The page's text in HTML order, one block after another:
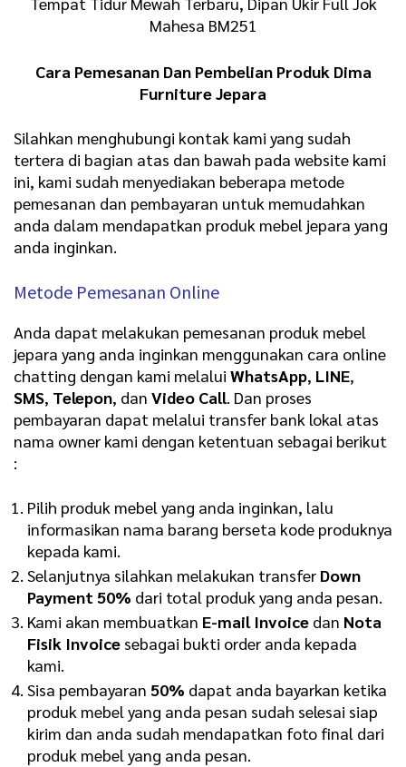
Mahesa BM251
Cara Pemesanan Dan Pembelian Produk Dima
Furniture Jepara
Silahkan menghubungi kontak kami yang sudah
tertera di bagian atas dan bawah pada website kami
ini, kami sudah menyediakan beberapa metode
pemesanan dan pembayaran untuk memudahkan
anda dalam mendapatkan produk mebel jepara yang
anda inginkan.
Metode Pemesanan Online
Anda dapat melakukan pemesanan produk mebel
jepara yang anda inginkan menggunakan cara online
chatting dengan kami melalui WhatsApp, LINE,
SMS, Telepon, dan Video Call. Dan proses
pembayaran dapat melalui transfer bank lokal atas
nama owner kami dengan ketentuan sebagai berikut
:
Pilih produk mebel yang anda inginkan, lalu
informasikan nama barang berseta kode produknya
kepada kami.
Selanjutnya silahkan melakukan transfer Down
Payment 50% dari total produk yang anda pesan.
Kami akan membuatkan E-mail Invoice dan Nota
Fisik Invoice sebagai bukti order anda kepada
kami.
Sisa pembayaran 50% dapat anda bayarkan ketika
produk mebel yang anda pesan sudah selesai siap
kirim dan anda sudah mendapatkan foto final dari
produk mebel yang anda pesan.